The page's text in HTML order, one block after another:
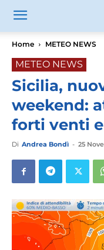
Home METEO NEWS
METEO NEWS
Sicilia,
weekend:
forti venti e
Di Andrea Bondì - 25